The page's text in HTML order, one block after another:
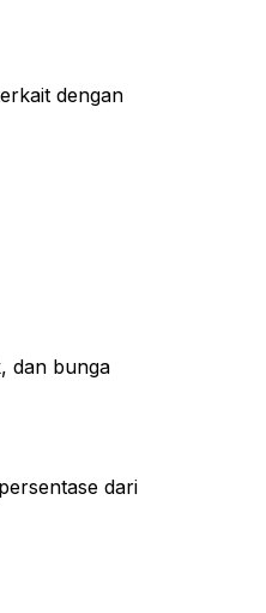
dengan
dan bunga
dari